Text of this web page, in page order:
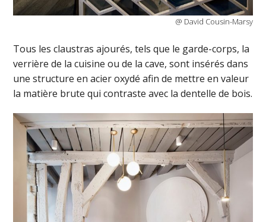
@ David Cousin-Marsy
Tous les claustras ajourés, tels que le garde-corps, la
verrière de la cuisine ou de la cave, sont insérés dans
une structure en acier oxydé afin de mettre en valeur
la matière brute qui contraste avec la dentelle de bois.